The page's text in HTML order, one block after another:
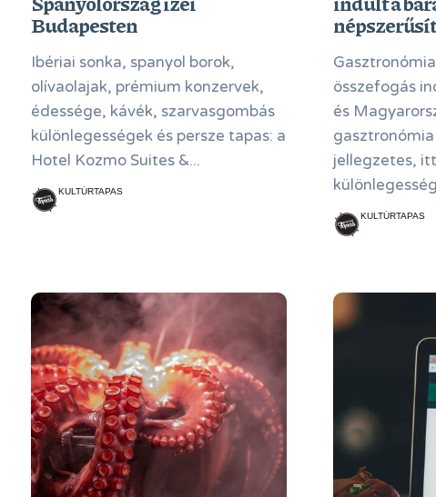
Budapesten
Ibériai sonka, spanyol borok,
olívaolajak, prémium konzervek,
édessége, kávék, szarvasgombás
különlegességek és persze tapas: a
Hotel Kozmo Suites &...
KULTÚRTAPAS
összefogás
és
jellegzetes,
KULTÚRTAPAS